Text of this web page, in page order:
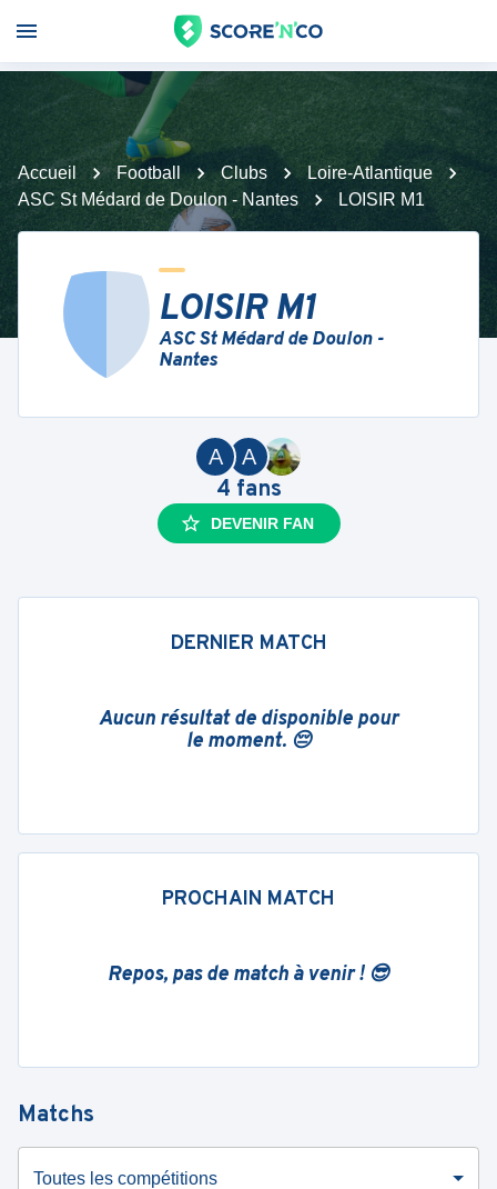
Accueil Football Clubs
Loire-Atlantique
ASC St Médard de Doulon - Nantes
LOISIR M1
LOISIR M1
ASC St Médard de Doulon -
Nantes
A
A
4 fans
DEVENIR FAN
DERNIER MATCH
Aucun résultat de disponible pour
le moment. 😔
PROCHAIN MATCH
Repos, pas de match à venir ! 😎
Matchs
Toutes les compétitions